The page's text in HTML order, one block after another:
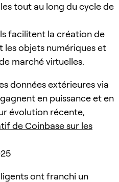
tout au long du cycle de
facilitent la création de
les objets numériques et
marché virtuelles.
données extérieures via
en puissance et en
évolution récente,
de Coinbase sur les
ont franchi un